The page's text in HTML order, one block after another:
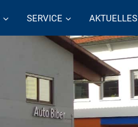
SERVICE AKTUELLES